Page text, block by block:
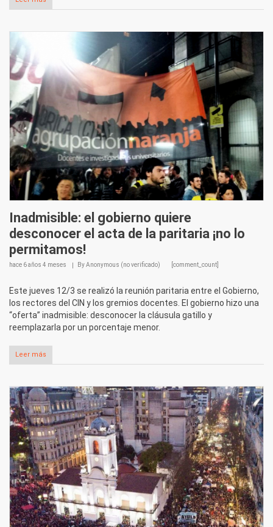
Inadmisible: el gobierno quiere
desconocer el acta de la paritaria ¡no lo
permitamos!
hace 6 años 4 meses ByAnonymous (no verificado) [comment_count]
Este jueves 12/3 se realizó la reunión paritaria entre el Gobierno,
los rectores del CIN y los gremios docentes. El gobierno hizo una
“oferta” inadmisible: desconocer la cláusula gatillo y
reemplazarla por un porcentaje menor.
Leer más